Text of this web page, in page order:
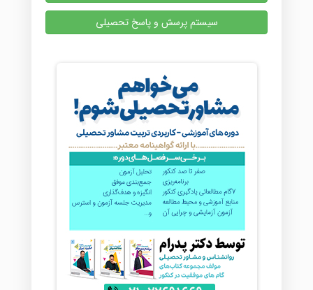
سیستم پرسش و پاسخ تحصیلی